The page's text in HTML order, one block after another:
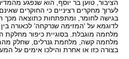
הציבור, טוען בר יוסף, הוא שנפגע
לערוך מחקרים רציניים כי החוקרים
בגישה לחומר, ומתפתחות כתוצאה מכך
לדוגמא על 'המזימה שנרקחה' לכאורה בין
מלחמה מוגבלת. בסוגיית כיפור מחלקת
מלחמה קשה, מלחמת גנרלים, שחלק מהם
בצורה כזו או אחרת והילכו אימים על